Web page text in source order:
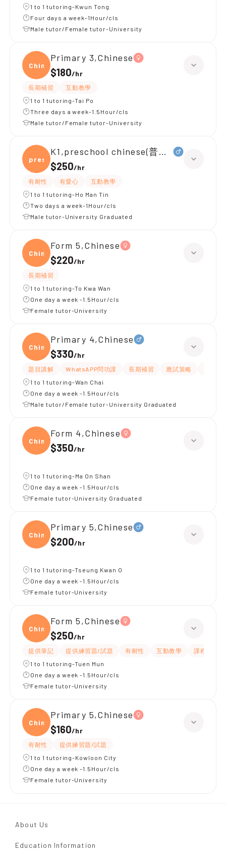
1 to 1 tutoring-Kwun Tong
Four days a week-1Hour/cls
Male tutor/Female tutor-University
Chine
Primary 3,Chinese
$180/hr
長期補習
互動教學
1 to 1 tutoring-Tai Po
Three days a week-1.5Hour/cls
Male tutor/Female tutor-University
presc
K1,preschool chinese(普通話)
$250/hr
有耐性 有愛心
互動教學
1 to 1 tutoring-Ho Man Tin
Two days a week-1Hour/cls
Male tutor-University Graduated
Chine
Form 5,Chinese
$220/hr
長期補習
1 to 1 tutoring-To Kwa Wan
One day a week -1.5Hour/cls
Female tutor-University
Chine
Primary 4,Chinese
$330/hr
題目講解 WhatsAPP問功課 長期補習 應試策略
1 to 1 tutoring-Wan Chai
One day a week -1.5Hour/cls
Male tutor/Female tutor-University Graduated
Chine
Form 4,Chinese
$350/hr
1 to 1 tutoring-Ma On Shan
One day a week -1.5Hour/cls
Female tutor-University Graduated
Chine
Primary 5,Chinese
$200/hr
1 to 1 tutoring-Tseung Kwan O
One day a week -1.5Hour/cls
Female tutor-University
Chine
Form 5,Chinese
$250/hr
提供筆記 提供練習題/試題 有耐性 互動教學
課程設計
1 to 1 tutoring-Tuen Mun
One day a week -1.5Hour/cls
Female tutor-University
Chine
Primary 5,Chinese
$160/hr
有耐性
提供練習題/試題
1 to 1 tutoring-Kowloon City
One day a week -1.5Hour/cls
Female tutor-University
About Us
Education Information